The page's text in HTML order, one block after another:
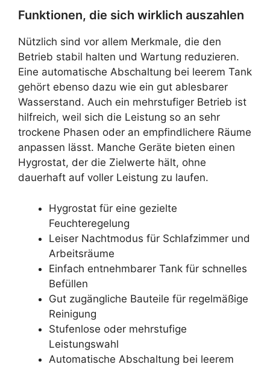
Funktionen, die sich wirklich auszahlen
Nützlich sind vor allem Merkmale, die den
Betrieb stabil halten und Wartung reduzieren.
Eine automatische Abschaltung bei leerem Tank
gehört ebenso dazu wie ein gut ablesbarer
Wasserstand. Auch ein mehrstufiger Betrieb ist
hilfreich, weil sich die Leistung so an sehr
trockene Phasen oder an empfindlichere Räume
anpassen lässt. Manche Geräte bieten einen
Hygrostat, der die Zielwerte hält, ohne
dauerhaft auf voller Leistung zu laufen.
Hygrostat für eine gezielte
Feuchteregelung
Leiser Nachtmodus für Schlafzimmer und
Arbeitsräume
Einfach entnehmbarer Tank für schnelles
Befüllen
Gut zugängliche Bauteile für regelmäßige
Reinigung
Stufenlose oder mehrstufige
Leistungswahl
Automatische Abschaltung bei leerem